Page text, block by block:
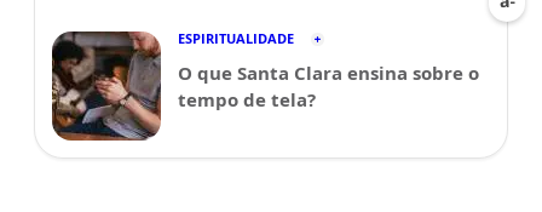
ESPIRITUALIDADE
O que Santa Clara ensina sobre o
tempo de tela?